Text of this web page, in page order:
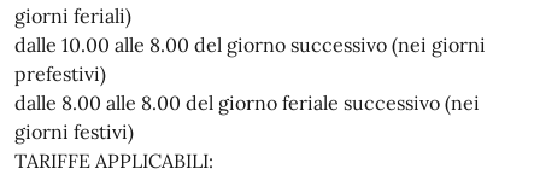
giorni feriali)
dalle 10.00 alle 8.00 del giorno successivo (nei giorni
prefestivi)
dalle 8.00 alle 8.00 del giorno feriale successivo (nei
giorni festivi)
TARIFFE APPLICABILI: